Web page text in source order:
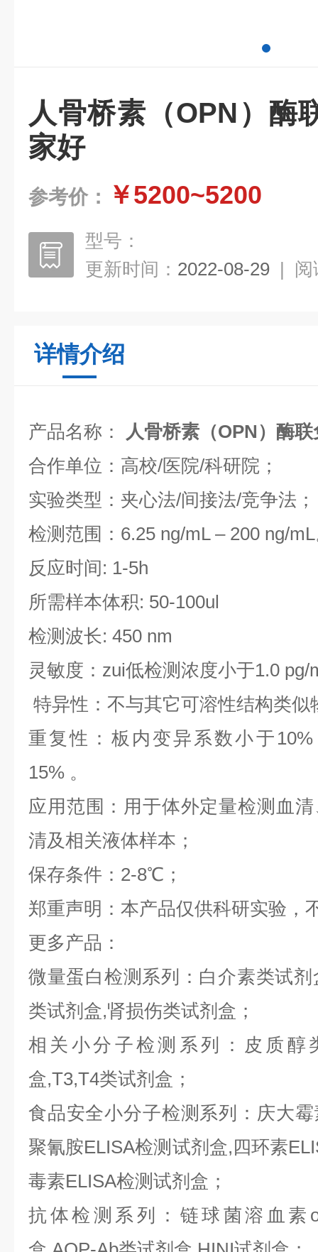
人骨桥素（OPN）酶
家好
参考价： ￥5200~5200
型号：
更新时间： 2022-08-29 | 阅
详情介绍
产品名称：
人骨桥素（OPN）酶
合作单位：高校/医院/科研院；
实验类型：夹心法/间接法/竞争法；
检测范围：6.25 ng/mL – 200 ng/
反应时间: 1-5h
所需样本体积: 50-100ul
检测波长: 450 nm
灵敏度：zui低检测浓度小于1.0 pg/
特异性：不与其它可溶性结构类似
重复性：板内变异系数小于
15% 。
应用范围：用于体外定量检测血
清及相关液体样本；
保存条件：2-8℃；
郑重声明：本产品仅供科研实验，
更多产品：
微量蛋白检测系列：白介素类试
类试剂盒,肾损伤类试剂盒；
相关小分子检测系列：皮质醇
盒,T3,T4类试剂盒；
食品安全小分子检测系列：庆大
聚氰胺ELISA检测试剂盒,四环素
毒素ELISA检测试剂盒；
抗体检测系列：链球菌溶血素